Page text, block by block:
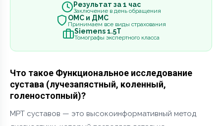
Результат за 1 час
Заключение в день обращения
ОМС и ДМС
Принимаем все виды страхования
Siemens 1.5Т
Томографы экспертного класса
Что такое Функциональное исследование
сустава (лучезапястный, коленный,
голеностопный)?
МРТ суставов — это высокоинформативный метод